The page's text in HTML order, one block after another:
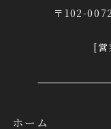
〒102-
[営
ホーム